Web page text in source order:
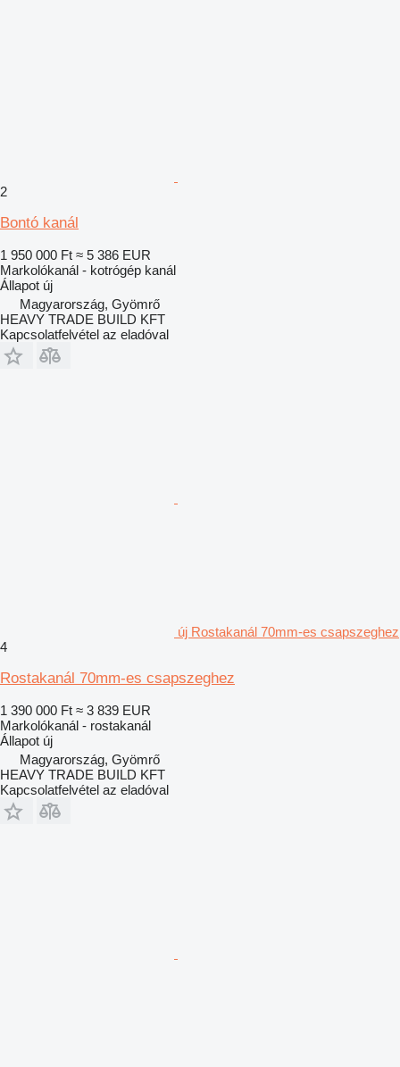
2
Bontó kanál
1 950 000 Ft ≈ 5 386 EUR
Markolókanál - kotrógép kanál
Állapot új
Magyarország, Gyömrő
HEAVY TRADE BUILD KFT
Kapcsolatfelvétel az eladóval
új Rostakanál 70mm-es csapszeghez
4
Rostakanál 70mm-es csapszeghez
1 390 000 Ft ≈ 3 839 EUR
Markolókanál - rostakanál
Állapot új
Magyarország, Gyömrő
HEAVY TRADE BUILD KFT
Kapcsolatfelvétel az eladóval